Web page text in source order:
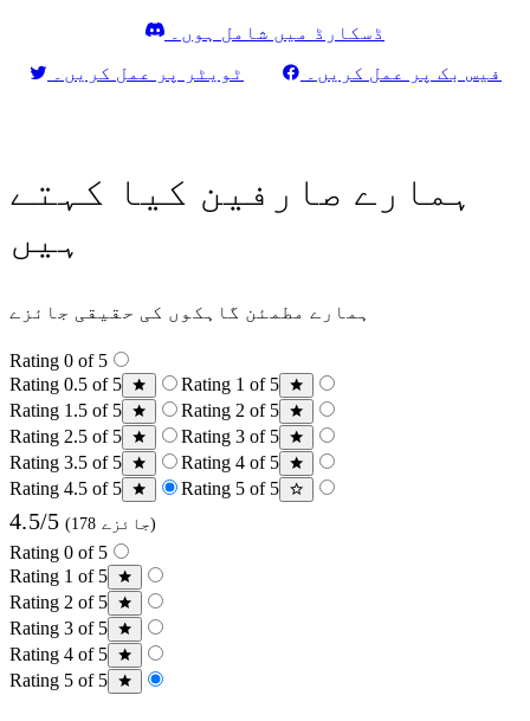
ڈسکارڈ میں شامل ہوں۔
ٹویٹر پر عمل کریں۔
فیس بک پر عمل کریں۔
ہمارے صارفین کیا کہتے
ہیں
ہمارے مطمئن گاہکوں کی حقیقی جائزے
Rating 0 of 5
Rating 0.5 of 5
Rating 1 of 5
Rating 1.5 of 5
Rating 2 of 5
Rating 2.5 of 5
Rating 3 of 5
Rating 3.5 of 5
Rating 4 of 5
Rating 4.5 of 5
Rating 5 of 5
4.5/5 (178 جائزے)
Rating 0 of 5
Rating 1 of 5
Rating 2 of 5
Rating 3 of 5
Rating 4 of 5
Rating 5 of 5